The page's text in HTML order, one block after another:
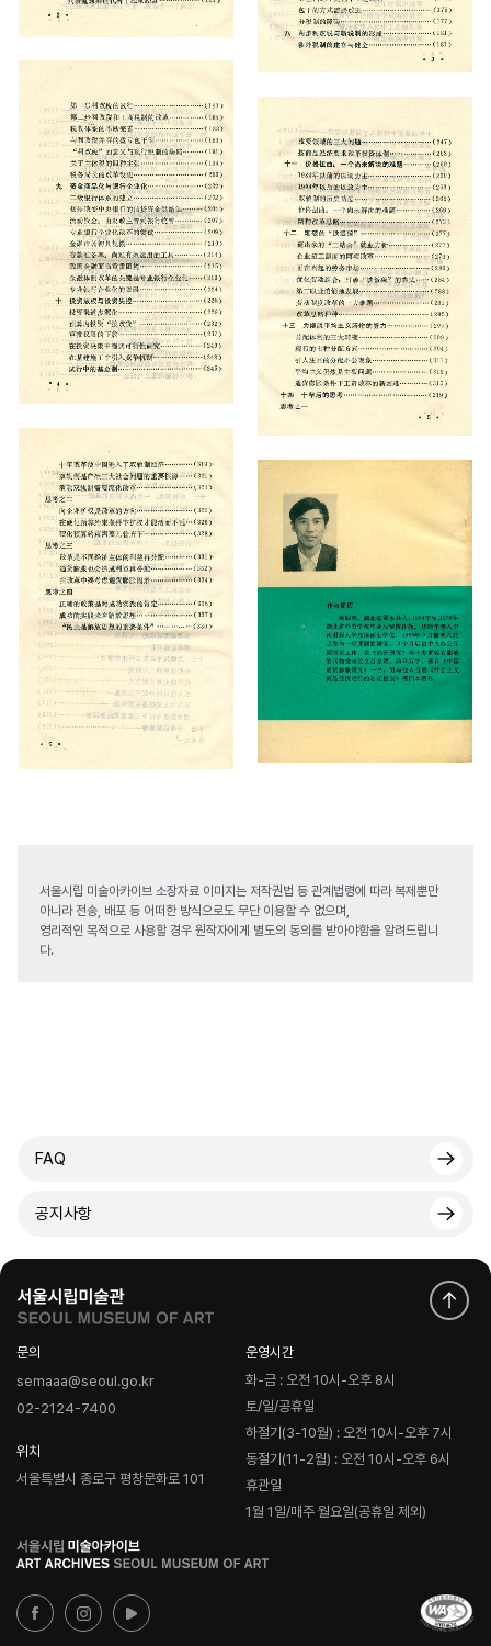
서울시립 미술아카이브 소장자료 이미지는 저작권법 등 관계법령에 따라 복제뿐만
아니라 전송, 배포 등 어떠한 방식으로도 무단 이용할 수 없으며,
영리적인 목적으로 사용할 경우 원작자에게 별도의 동의를 받아야함을 알려드립니
다.
FAQ
공지사항
문의
semaaa@seoul.go.kr
02-2124-7400
위치
서울특별시 종로구 평창문화로 101
운영시간
화-금 : 오전 10시-오후 8시
토/일/공휴일
하절기(3-10월) : 오전 10시-오후 7시
동절기(11-2월) : 오전 10시-오후 6시
휴관일
1월 1일/매주 월요일(공휴일 제외)
로
고